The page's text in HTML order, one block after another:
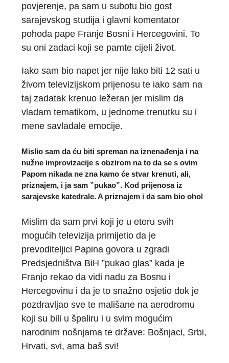
povjerenje, pa sam u subotu bio gost
sarajevskog studija i glavni komentator
pohoda pape Franje Bosni i Hercegovini. To
su oni zadaci koji se pamte cijeli život.
Iako sam bio napet jer nije lako biti 12 sati u
živom televizijskom prijenosu te iako sam na
taj zadatak krenuo ležeran jer mislim da
vladam tematikom, u jednome trenutku su i
mene savladale emocije.
Mislio sam da ću biti spreman na iznenađenja i na
nužne improvizacije s obzirom na to da se s ovim
Papom nikada ne zna kamo će stvar krenuti, ali,
priznajem, i ja sam ”pukao”. Kod prijenosa iz
sarajevske katedrale. A priznajem i da sam bio ohol
Mislim da sam prvi koji je u eteru svih
mogućih televizija primijetio da je
prevoditeljici Papina govora u zgradi
Predsjedništva BiH ”pukao glas” kada je
Franjo rekao da vidi nadu za Bosnu i
Hercegovinu i da je to snažno osjetio dok je
pozdravljao sve te mališane na aerodromu
koji su bili u špaliru i u svim mogućim
narodnim nošnjama te države: Bošnjaci, Srbi,
Hrvati, svi, ama baš svi!